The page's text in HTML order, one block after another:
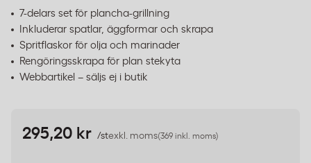
7-delars set för plancha-grillning
Inkluderar spatlar, äggformar och skrapa
Spritflaskor för olja och marinader
Rengöringsskrapa för plan stekyta
Webbartikel – säljs ej i butik
295,20 kr /stexkl. moms(369 inkl. moms)